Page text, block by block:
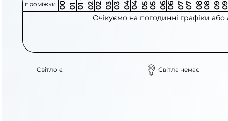
проміжки 0
0
-
0 1 0
1
-
0 2 0 2
-
0 3 0 3
-
0 4 4
5 0 5
-
0 6 0 6
-
0 7 0 7
-
0 8 0 8
-
0 9 0
9
-
1
Очікуємо на погодинні графіки
Світло є Світла немає